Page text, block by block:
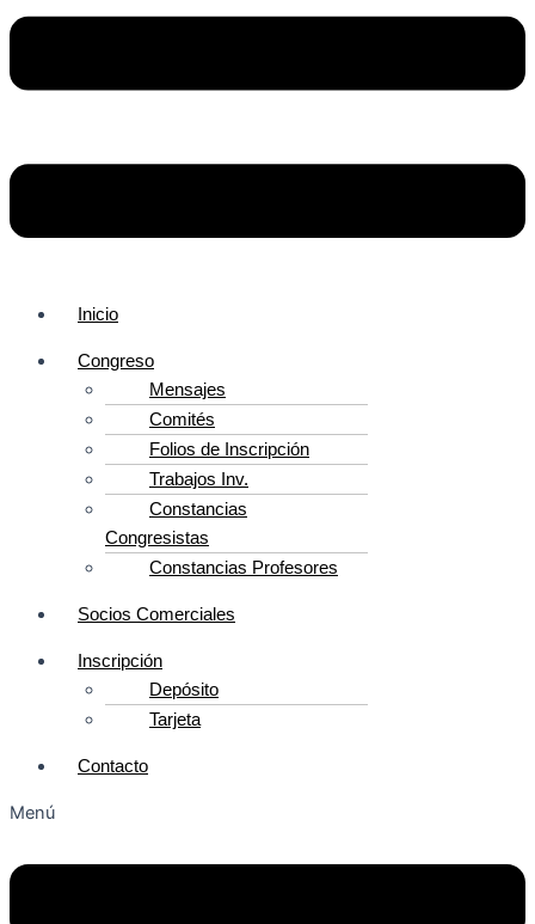
Inicio
Congreso
Mensajes
Comités
Folios de Inscripción
Trabajos Inv.
Constancias
Congresistas
Constancias Profesores
Socios Comerciales
Inscripción
Depósito
Tarjeta
Contacto
Menú